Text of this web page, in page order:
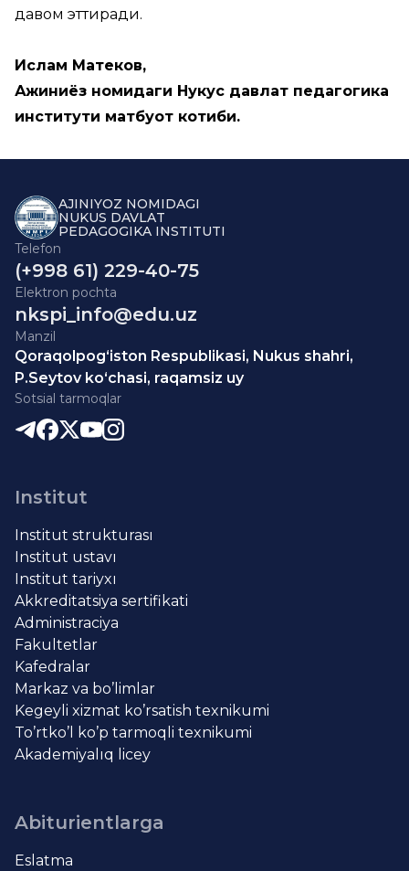
давом эттиради.
Ислам Матеков,
Ажиниёз номидаги Нукус давлат педагогика
институти матбуот котиби.
AJINIYOZ NOMIDAGI
NUKUS DAVLAT
PEDAGOGIKA INSTITUTI
Telefon
(+998 61) 229-40-75
Elektron pochta
nkspi_info@edu.uz
Manzil
Qoraqolpog‘iston Respublikasi, Nukus shahri,
P.Seytov ko‘chasi, raqamsiz uy
Sotsial tarmoqlar
Institut
Institut strukturası
Institut ustavı
Institut tariyxı
Akkreditatsiya sertifikati
Administraciya
Fakultetlar
Kafedralar
Markaz va bo’limlar
Kegeyli xizmat ko’rsatish texnikumi
To’rtko’l ko’p tarmoqli texnikumi
Akademiyalıq licey
Abiturientlarga
Eslatma